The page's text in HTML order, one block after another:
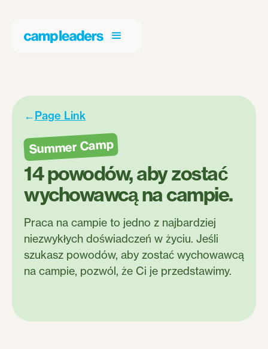
←Page Link
Summer Camp
14 powodów, aby zostać
wychowawcą na campie.
Praca na campie to jedno z najbardziej
niezwykłych doświadczeń w życiu. Jeśli
szukasz powodów, aby zostać wychowawcą
na campie, pozwól, że Ci je przedstawimy.